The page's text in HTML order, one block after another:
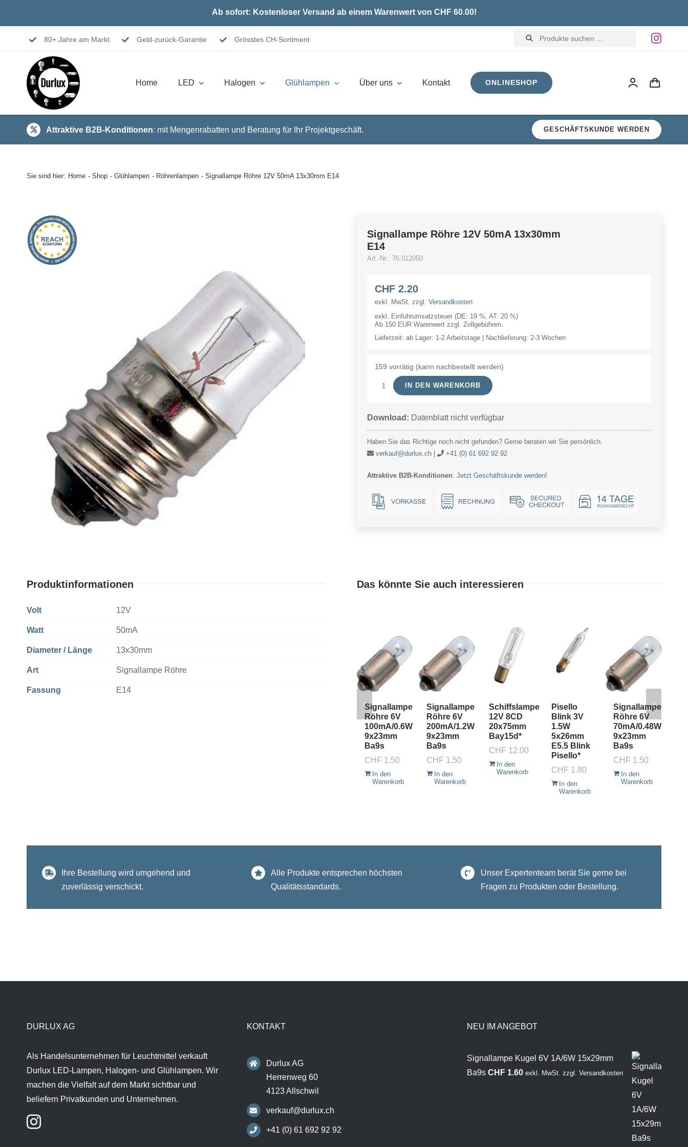
Ab sofort: Kostenloser Versand ab einem Warenwert von CHF 60.00!
80+ Jahre am Markt Geld-zurück-Garantie Grösstes CH-Sortiment
Products
search
Home LED Halogen Glühlampen Über uns Kontakt ONLINESHOP
Attraktive B2B-Konditionen: mit Mengenrabatten und Beratung für Ihr Projektgeschäft. GESCHÄFTSKUNDE WERDEN
Sie sind hier: Home Shop Glühlampen Röhrenlampen Signallampe Röhre 12V 50mA 13x30mm E14
Signallampe Röhre 12V 50mA 13x30mm
E14
Art.-Nr.: 76.012050
CHF2.20
exkl. MwSt. zzgl. Versandkosten
exkl. Einfuhrumsatzsteuer (DE: 19 %, AT: 20 %)
Ab 150 EUR Warenwert zzgl. Zollgebühren.
Lieferzeit: ab Lager: 1-2 Arbeitstage | Nachlieferung: 2-3 Wochen
159 vorrätig (kann nachbestellt werden)
Signallampe
12V
13x30mm
Menge
IN DEN WARENKORB
Download: Datenblatt nicht verfügbar
Haben Sie das Richtige noch nicht gefunden? Gerne beraten wir Sie persönlich.
verkauf@durlux.ch| +41 (0) 61 692 92 92
Attraktive B2B-Konditionen: Jetzt Geschäftskunde werden!
Produktinformationen
Volt 12V
Watt 50mA
Diameter / Länge 13x30mm
Art Signallampe Röhre
Fassung E14
Das könnte Sie auch interessieren
Signallampe
Röhre 6V
100mA/0.6W
9x23mm
Ba9s
CHF 1.50
In den
Warenkorb
Signallampe
Röhre 6V
200mA/1.2W
9x23mm
Ba9s
CHF 1.50
In den
Warenkorb
Schiffslampe
12V 8CD
20x75mm
Bay15d*
CHF 12.00
In den
Warenkorb
Pisello
Blink 3V
1.5W
5x26mm
E5.5 Blink
Pisello*
CHF 1.80
In den
Warenkorb
Signallampe
Röhre 6V
70mA/0.48W
9x23mm
Ba9s
CHF 1.50
In den
Warenkorb
Ihre Bestellung wird umgehend und
zuverlässig verschickt.
Alle Produkte entsprechen höchsten
Qualitätsstandards.
Unser Expertenteam berät Sie gerne bei
Fragen zu Produkten oder Bestellung.
DURLUX AG
Als Handelsunternehmen für Leuchtmittel verkauft
Durlux LED-Lampen, Halogen- und Glühlampen. Wir
machen die Vielfalt auf dem Markt sichtbar und
beliefern Privatkunden und Unternehmen.
KONTAKT
Durlux AG
Herrenweg 60
4123 Allschwil
verkauf@durlux.ch
+41 (0) 61 692 92 92
NEU IM ANGEBOT
Signallampe Kugel 6V 1A/6W 15x29mm
Ba9s CHF1.60 exkl. MwSt. zzgl. Versandkosten